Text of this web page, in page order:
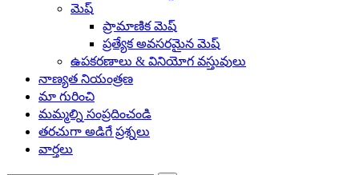
మెష్
ప్రామాణిక మెష్
ప్రత్యేక అవసరమైన మెష్
ఉపకరణాలు & వినియోగ వస్తువులు
నాణ్యత నియంత్రణ
మా గురించి
మమ్మల్ని సంప్రదించండి
తరచుగా అడిగే ప్రశ్నలు
వార్తలు